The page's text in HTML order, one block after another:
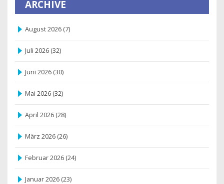
ARCHIVE
August 2026 (7)
Juli 2026 (32)
Juni 2026 (30)
Mai 2026 (32)
April 2026 (28)
März 2026 (26)
Februar 2026 (24)
Januar 2026 (23)